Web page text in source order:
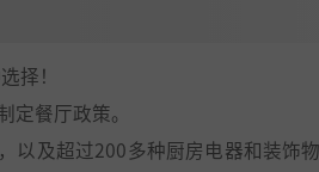
择！
餐厅政策。
以及超过200多种厨房电器和装饰